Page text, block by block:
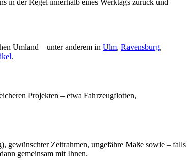
Umland – unter anderem in Ulm, Ravensburg,
.
Projekten – etwa Fahrzeugflotten,
gewünschter Zeitrahmen, ungefähre Maße sowie – falls
gemeinsam mit Ihnen.